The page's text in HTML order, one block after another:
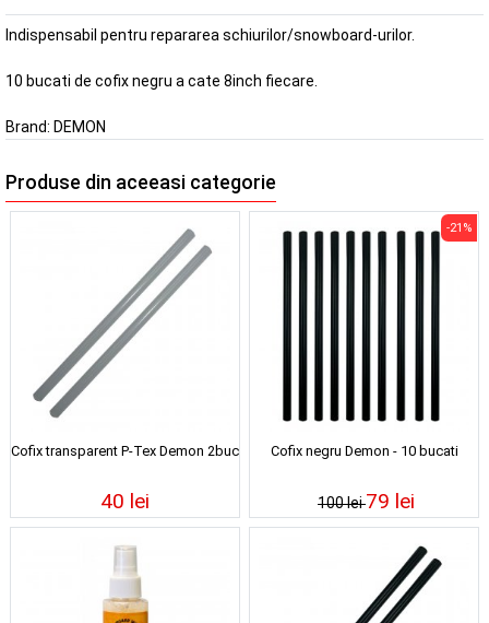
Indispensabil pentru repararea schiurilor/snowboard-urilor.
10 bucati de cofix negru a cate 8inch fiecare.
Brand: DEMON
Produse din aceeasi categorie
Cofix transparent P-Tex Demon 2buc
40 lei
Cofix negru Demon - 10 bucati
100 lei
-21%
79 lei